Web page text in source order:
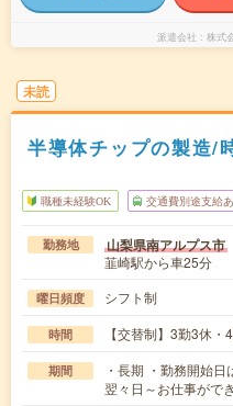
派遣会社 株式
未読
半導体チップの製造/
職種未経験OK 交通費別途支給
勤務地 山梨県南アルプス市
韮崎駅から車25分
曜日頻度 シフト制
時間 【交替制】3勤3休
期間
・長期 ・勤務開始
翌々日～お仕事がで